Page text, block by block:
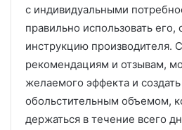
с индивидуальными
правильно использовать его,
инструкцию производителя.
рекомендациям и отзывам,
желаемого эффекта и
обольстительным объемом,
держаться в течение всего